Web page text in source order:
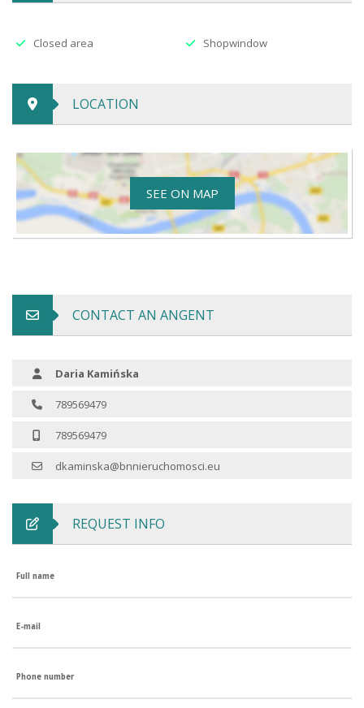
Closed area Shopwindow
LOCATION
SEE ON MAP
CONTACT AN ANGENT
Daria Kamińska
789569479
789569479
dkaminska@bnnieruchomosci.eu
REQUEST INFO
Full name
E-mail
Phone number